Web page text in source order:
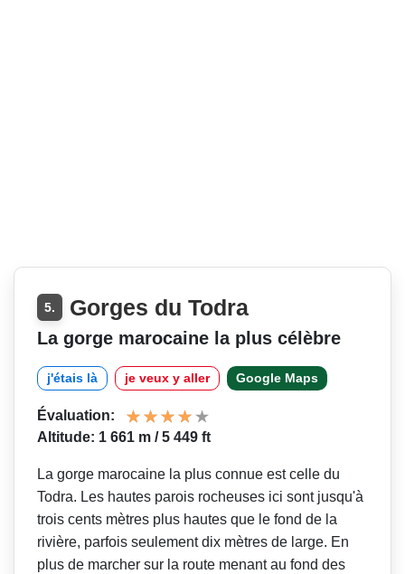
5. Gorges du Todra
La gorge marocaine la plus célèbre
j'étais là je veux y aller Google Maps
Évaluation:
Altitude: 1 661 m / 5 449 ft
La gorge marocaine la plus connue est celle du
Todra. Les hautes parois rocheuses ici sont jusqu'à
trois cents mètres plus hautes que le fond de la
rivière, parfois seulement dix mètres de large. En
plus de marcher sur la route menant au fond des